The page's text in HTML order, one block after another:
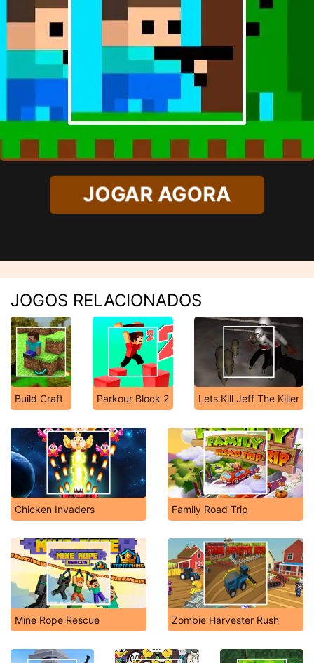
JOGAR AGORA
JOGOS RELACIONADOS
Build Craft Parkour Block 2 Lets Kill Jeff The Killer
Chicken Invaders Family Road Trip
Mine Rope Rescue Zombie Harvester Rush